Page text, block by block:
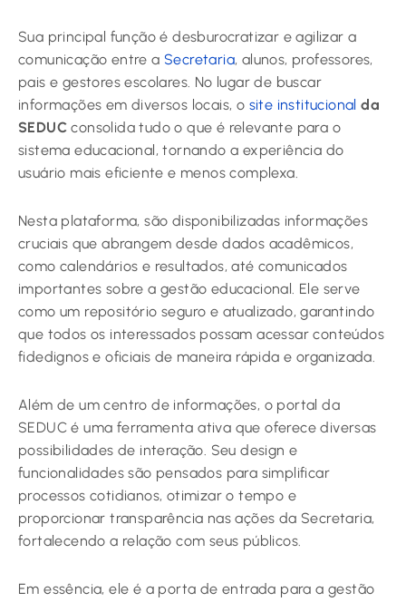
Sua principal função é desburocratizar e agilizar a
comunicação entre a Secretaria, alunos, professores,
pais e gestores escolares. No lugar de buscar
informações em diversos locais, o site institucional da
SEDUC consolida tudo o que é relevante para o
sistema educacional, tornando a experiência do
usuário mais eficiente e menos complexa.
Nesta plataforma, são disponibilizadas informações
cruciais que abrangem desde dados acadêmicos,
como calendários e resultados, até comunicados
importantes sobre a gestão educacional. Ele serve
como um repositório seguro e atualizado, garantindo
que todos os interessados possam acessar conteúdos
fidedignos e oficiais de maneira rápida e organizada.
Além de um centro de informações, o portal da
SEDUC é uma ferramenta ativa que oferece diversas
possibilidades de interação. Seu design e
funcionalidades são pensados para simplificar
processos cotidianos, otimizar o tempo e
proporcionar transparência nas ações da Secretaria,
fortalecendo a relação com seus públicos.
Em essência, ele é a porta de entrada para a gestão